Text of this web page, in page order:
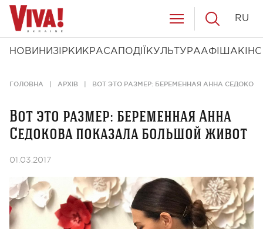
НОВИНИ ЗІРКИ КРАСА ПОДІЇ КУЛЬТУРААФІША КІНО
RU
ГОЛОВНА АРХІВ ВОТ ЭТО РАЗМЕР: БЕРЕМЕННАЯ АННА
Вот это размер: беременная Анна
Седокова показала большой живот
01.03.2017